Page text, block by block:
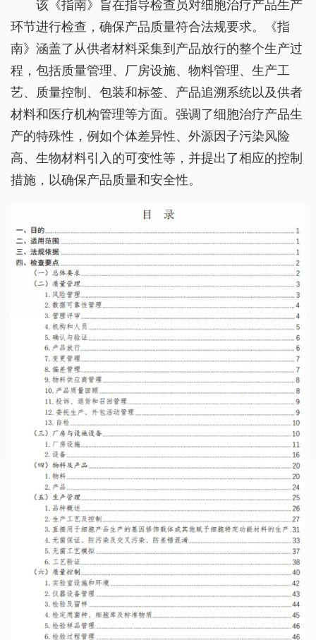
环节进行检查，确保产品质量符合法规要求。《指
南》涵盖了从供者材料采集到产品放行的整个生产过
程，包括质量管理、厂房设施、物料管理、生产工
艺、质量控制、包装和标签、产品追溯系统以及供者
材料和医疗机构管理等方面。强调了细胞治疗产品生
产的特殊性，例如个体差异性、外源因子污染风险
高、生物材料引入的可变性等，并提出了相应的控制
措施，以确保产品质量和安全性。